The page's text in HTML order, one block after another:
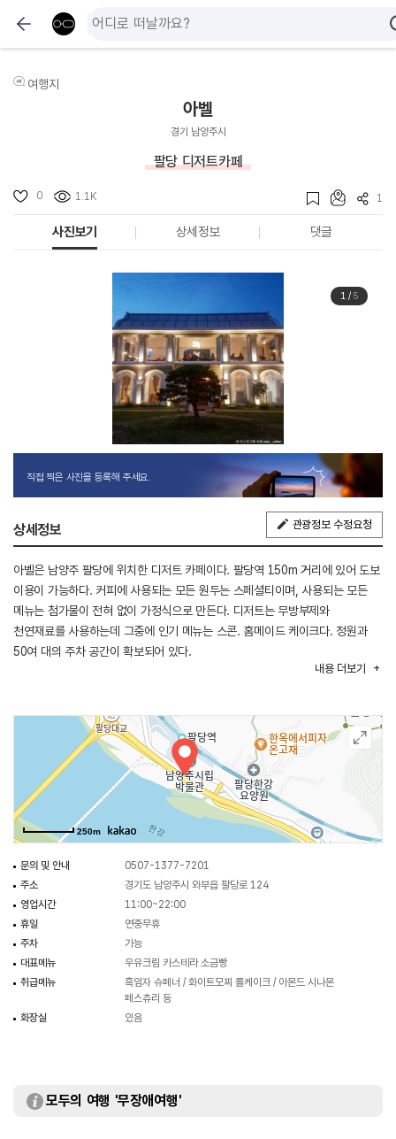
여행지
아벨
경기 남양주시
팔당 디저트카페
0 1.1K 1
사진보기 상세정보 댓글
1/ 5
직접 찍은 사진을 등록해 주세요.
상세정보 관광정보 수정요청
아벨은 남양주 팔당에 위치한 디저트 카페이다. 팔당역 150m 거리에 있어 도보
이용이 가능하다. 커피에 사용되는 모든 원두는 스페셜티이며, 사용되는 모든
메뉴는 첨가물이 전혀 없이 가정식으로 만든다. 디저트는 무방부제와
천연재료를 사용하는데 그중에 인기 메뉴는 스콘. 홈메이드 케이크다. 정원과
50여 대의 주차 공간이 확보되어 있다.
내용 더보기
250m
문의 및 안내
0507-1377-7201
주소
경기도 남양주시 와부읍 팔당로 124
영업시간
11:00~22:00
휴일
연중무휴
주차
가능
대표메뉴
우유크림 카스테라 소금빵
취급메뉴
흑임자 슈페너 / 화이트모찌 롤케이크 / 아몬드 시나몬
페스츄리 등
화장실
있음
모두의 여행 '무장애여행'